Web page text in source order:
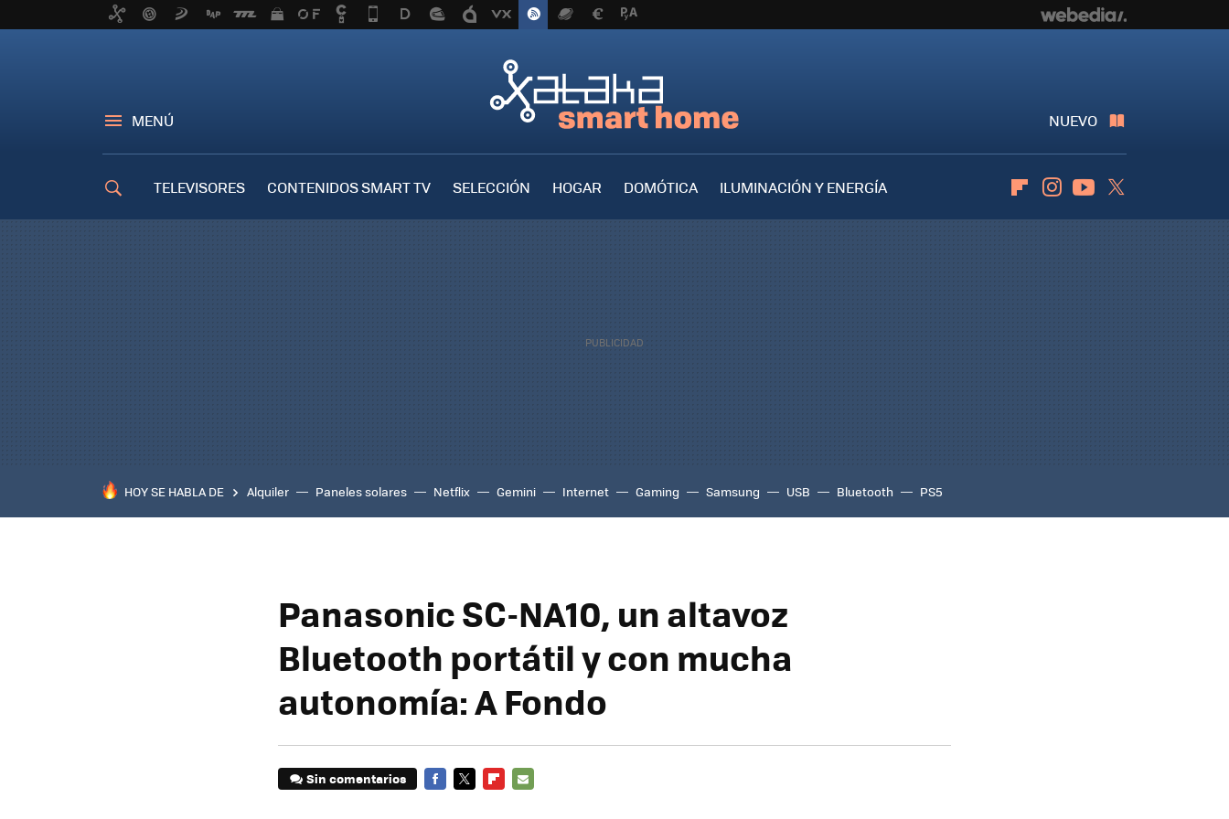
MENÚ NUEVO
TELEVISORES CONTENIDOS SMART TV SELECCIÓN HOGAR DOMÓTICA
ILUMINACIÓN Y ENERGÍA
FlipboardInstagramYoutube
HOY SE HABLA DE Alquiler Paneles solares Netflix Gemini Internet Gaming Samsung USB Bluetooth PS5
Panasonic SC-NA10, un altavoz
Bluetooth portátil y con mucha
autonomía: A Fondo
Sin comentarios